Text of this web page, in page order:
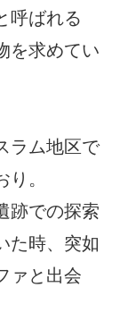
呼ばれる
を求めてい
ラム地区で
。
跡での探索
た時、突如
ァと出会